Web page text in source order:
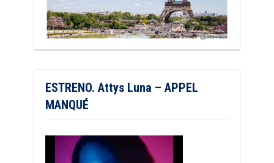
ESTRENO. Attys Luna – APPEL
MANQUÉ